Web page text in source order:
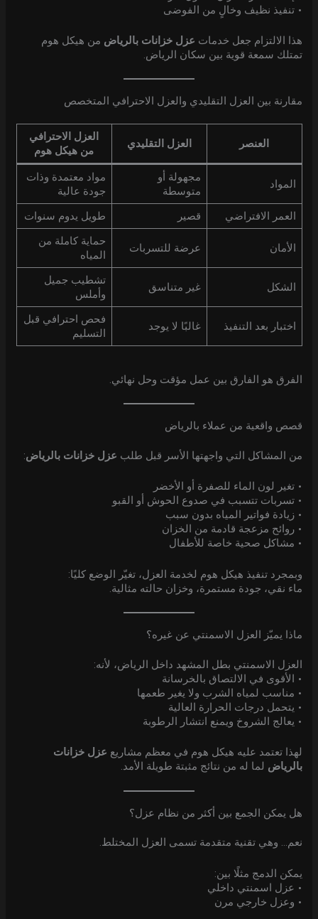
• تنفيذ نظيف وخالٍ من الفوضى
هذا الالتزام جعل خدمات عزل خزانات بالرياض من هيكل هوم
تمتلك سمعة قوية بين سكان الرياض.
مقارنة بين العزل التقليدي والعزل الاحترافي المتخصص
العنصر العزل التقليدي
العزل الاحترافي
من هيكل هوم
المواد
مجهولة أو
متوسطة
مواد معتمدة وذات
جودة عالية
العمر الافتراضي
قصير طويل يدوم سنوات
الأمان عرضة للتسربات
حماية كاملة من
المياه
الشكل غير متناسق
تشطيب جميل
وأملس
اختبار بعد التنفيذ غالبًا لا يوجد
فحص احترافي قبل
التسليم
الفرق هو الفارق بين عمل مؤقت وحل نهائي.
قصص واقعية من عملاء بالرياض
من المشاكل التي واجهتها الأسر قبل طلب عزل خزانات بالرياض:
• تغير لون الماء للصفرة أو الأخضر
• تسربات تتسبب في صدوع الحوش أو القبو
• زيادة فواتير المياه بدون سبب
• روائح مزعجة قادمة من الخزان
• مشاكل صحية خاصة للأطفال
وبمجرد تنفيذ هيكل هوم لخدمة العزل، تغيّر الوضع كليًا:
ماء نقي، جودة مستمرة، وخزان حالته مثالية.
ماذا يميّز العزل الاسمنتي عن غيره؟
العزل الاسمنتي بطل المشهد داخل الرياض، لأنه:
• الأقوى في الالتصاق بالخرسانة
• مناسب لمياه الشرب ولا يغير طعمها
• يتحمل درجات الحرارة العالية
• يعالج الشروخ ويمنع انتشار الرطوبة
لهذا تعتمد عليه هيكل هوم في معظم مشاريع عزل خزانات
بالرياض لما له من نتائج مثبتة طويلة الأمد.
هل يمكن الجمع بين أكثر من نظام عزل؟
نعم… وهي تقنية متقدمة تسمى العزل المختلط.
يمكن الدمج مثلًا بين:
• عزل اسمنتي داخلي
• وعزل خارجي مرن